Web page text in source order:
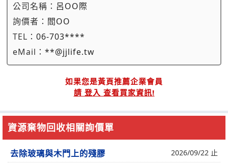
公司名稱： 呂OO際
詢價者： 閻OO
TEL： 06-703****
eMail： **@jjlife.tw
如果您是黃頁推薦企業會員
請 登入 查看買家資訊!
資源棄物回收相關詢價單
去除玻璃與木門上的殘膠 2026/09/22 止